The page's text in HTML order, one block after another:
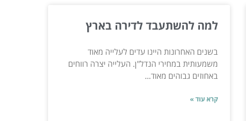
למה להשתעבד לדירה בארץ
בשנים האחרונות היינו עדים לעלייה מאוד
משמעותית במחירי הנדל"ן. העלייה יצרה רווחים
באחוזים גבוהים מאוד...
קרא עוד »